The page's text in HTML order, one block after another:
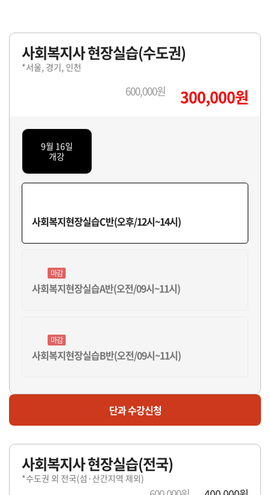
사회복지사 현장실습(수도권)
*서울, 경기, 인천
600,000원 300,000원
9월 16일
개강
사회복지현장실습C반(오후/12시~14시)
마감
사회복지현장실습A반(오전/09시~11시)
마감
사회복지현장실습B반(오전/09시~11시)
사회복지현장실습D반(오후/12시~14시)
마감
사회복지현장실습E반(오후/15시~17시)
단과 수강신청
사회복지사 현장실습(전국)
*수도권 외 전국(섬·산간지역 제외)